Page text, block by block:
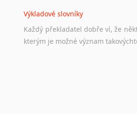
Hledáte-li
práci
stejná obecná pravidla, jako pro
Výkladové slovníky
Každý překladatel dobře ví, že
kterým je možné význam